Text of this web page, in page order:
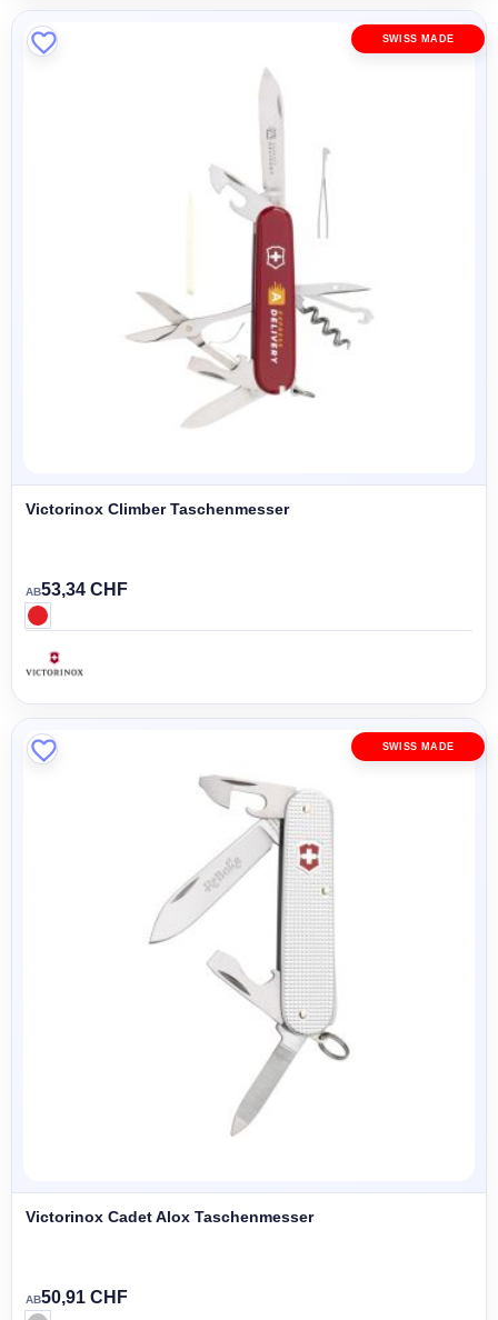
SWISS MADE
Victorinox Climber Taschenmesser
AB53,34 CHF
SWISS MADE
Victorinox Cadet Alox Taschenmesser
AB50,91 CHF